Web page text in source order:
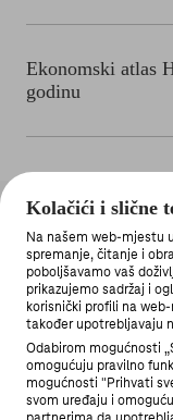
Kolačići i slične
Na našem web-mjestu
spremanje, čitanje i
poboljšavamo vaš
prikazujemo sadržaj i
korisnički profili na
također upotrebljavaju
Odabirom mogućnosti
omogućuju pravilno
mogućnosti "Prihvati
svom uređaju i
Ekonomski atlas
godinu